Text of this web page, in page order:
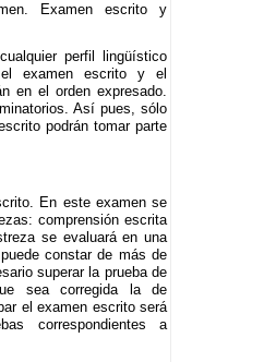
Examen escrito y
perfil lingüístico
examen escrito y el
en el orden expresado.
Así pues, sólo
podrán tomar parte
En este examen se
comprensión escrita
se evaluará en una
constar de más de
superar la prueba de
sea corregida la de
el examen escrito será
correspondientes a